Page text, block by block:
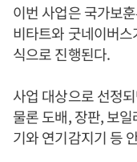
이번 사업은 국가보
비타트와 굿네이버
식으로 진행된다.
사업 대상으로 선정
물론 도배, 장판, 보
기와 연기감지기 등